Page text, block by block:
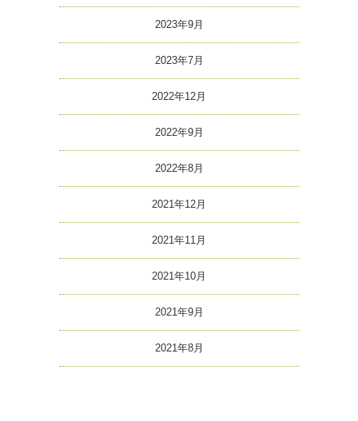
2023年9月
2023年7月
2022年12月
2022年9月
2022年8月
2021年12月
2021年11月
2021年10月
2021年9月
2021年8月